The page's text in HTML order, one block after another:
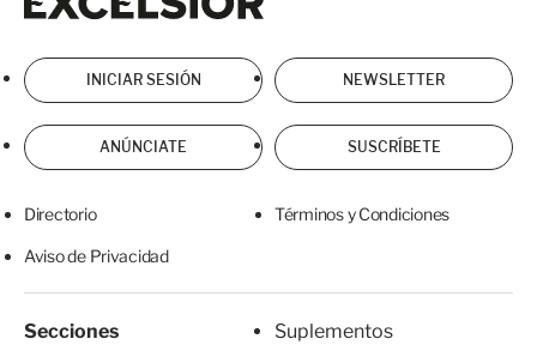
INICIAR SESIÓN NEWSLETTER
ANÚNCIATE SUSCRÍBETE
Directorio Términos y Condiciones
Aviso de Privacidad
Secciones
Suplementos